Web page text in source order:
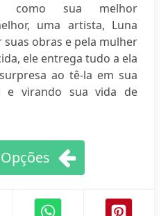
como sua melhor
uma artista, Luna
obras e pela mulher
ele entrega tudo a ela
ao tê-la em sua
e virando sua vida de